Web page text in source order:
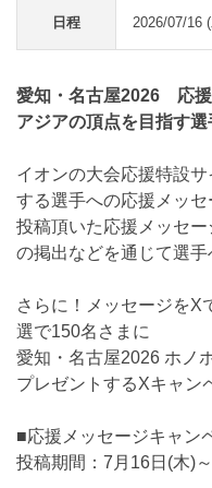
日程 2026/07/16
愛知・名古屋2026 応
アジアの頂点を目指す選
イオンの大会応援特設
する選手への応援メッセ
投稿頂いた応援メッセ
の掲出などを通じて選手
さらに！メッセージをX
選で150名さまに
愛知・名古屋2026 ホノ
プレゼントするXキャン
■応援メッセージキャン
投稿期間：7月16日(木)